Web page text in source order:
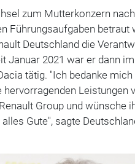
zum Mutterkonzern
Führungsaufgaben betraut
Deutschland die
Januar 2021 war er dann
tätig. "Ich bedanke
hervorragenden Leistungen
Group und wünsche
Gute", sagte